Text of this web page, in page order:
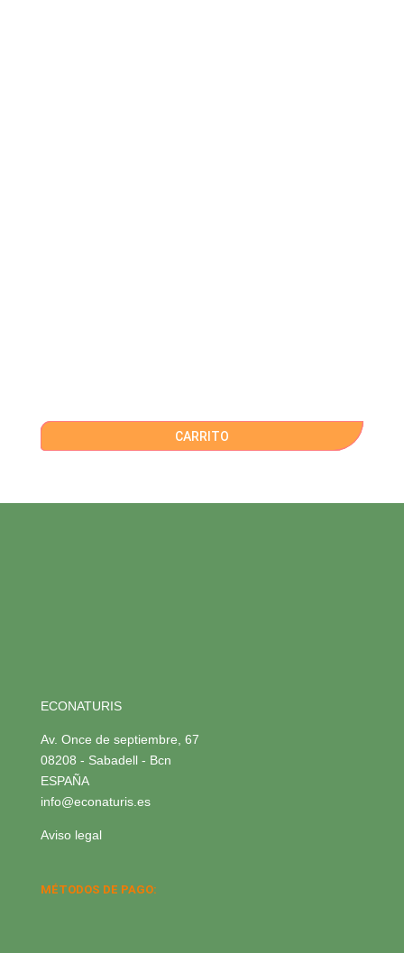
CARRITO
ECONATURIS
Av. Once de septiembre, 67
08208 - Sabadell - Bcn
ESPAÑA
info@econaturis.es
Aviso legal
MÉTODOS DE PAGO: